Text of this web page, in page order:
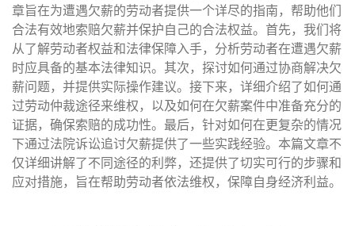
章旨在为遭遇欠薪的劳动者提供一个详尽的指南，帮助他们
合法有效地索赔欠薪并保护自己的合法权益。首先，我们将
从了解劳动者权益和法律保障入手，分析劳动者在遭遇欠薪
时应具备的基本法律知识。其次，探讨如何通过协商解决欠
薪问题，并提供实际操作建议。接下来，详细介绍了如何通
过劳动仲裁途径来维权，以及如何在欠薪案件中准备充分的
证据，确保索赔的成功性。最后，针对如何在更复杂的情况
下通过法院诉讼追讨欠薪提供了一些实践经验。本篇文章不
仅详细讲解了不同途径的利弊，还提供了切实可行的步骤和
应对措施，旨在帮助劳动者依法维权，保障自身经济利益。